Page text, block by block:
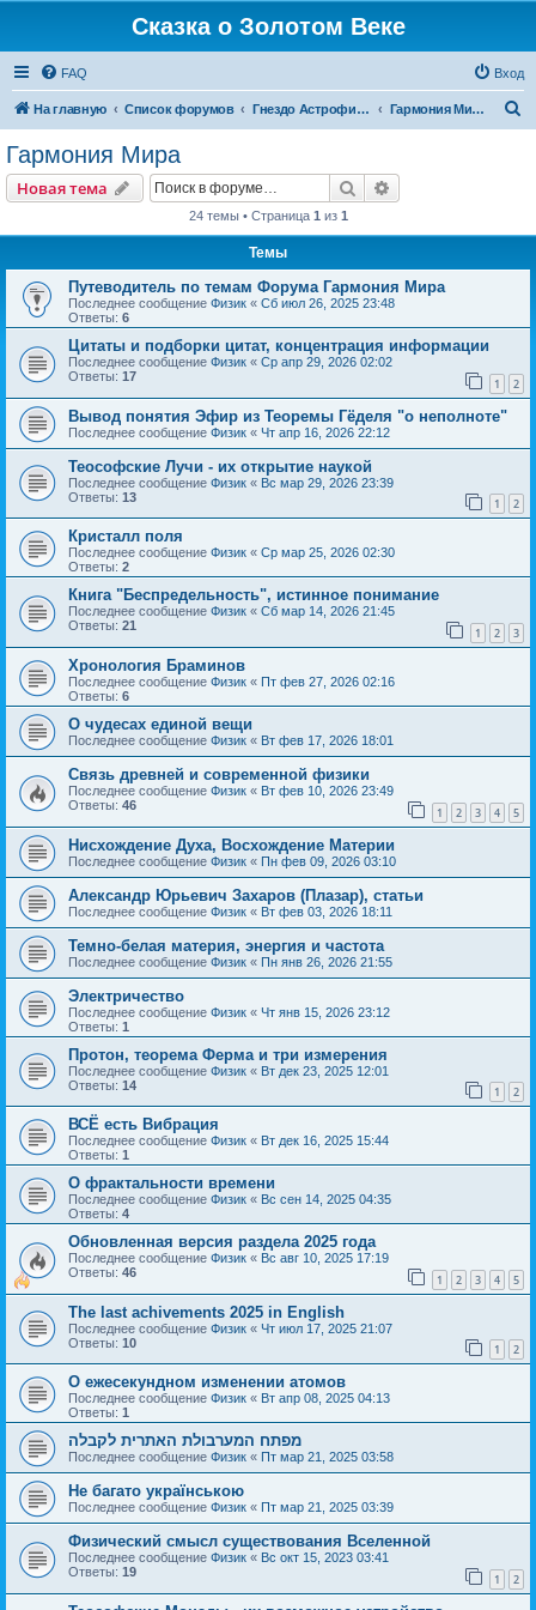
Сказка о Золотом Веке
FAQ Вход
На главную Список форумов Гнездо Астрофизика Гармония Мира
Гармония Мира
Новая тема Поиск
24 темы • Страница 1 из 1
Темы
Путеводитель по темам Форума Гармония Мира
Последнее сообщение Физик « Сб июл 26, 2025 23:48
Ответы: 6
Цитаты и подборки цитат, концентрация информации
Последнее сообщение Физик « Ср апр 29, 2026 02:02
Ответы: 17 1 2
Вывод понятия Эфир из Теоремы Гёделя "о неполноте"
Последнее сообщение Физик « Чт апр 16, 2026 22:12
Теософские Лучи - их открытие наукой
Последнее сообщение Физик « Вс мар 29, 2026 23:39
Ответы: 13 1 2
Кристалл поля
Последнее сообщение Физик « Ср мар 25, 2026 02:30
Ответы: 2
Книга "Беспредельность", истинное понимание
Последнее сообщение Физик « Сб мар 14, 2026 21:45
Ответы: 21 1 2 3
Хронология Браминов
Последнее сообщение Физик « Пт фев 27, 2026 02:16
Ответы: 6
О чудесах единой вещи
Последнее сообщение Физик « Вт фев 17, 2026 18:01
Связь древней и современной физики
Последнее сообщение Физик « Вт фев 10, 2026 23:49
Ответы: 46 1 2 3 4 5
Нисхождение Духа, Восхождение Материи
Последнее сообщение Физик « Пн фев 09, 2026 03:10
Александр Юрьевич Захаров (Плазар), статьи
Последнее сообщение Физик « Вт фев 03, 2026 18:11
Темно-белая материя, энергия и частота
Последнее сообщение Физик « Пн янв 26, 2026 21:55
Электричество
Последнее сообщение Физик « Чт янв 15, 2026 23:12
Ответы: 1
Протон, теорема Ферма и три измерения
Последнее сообщение Физик « Вт дек 23, 2025 12:01
Ответы: 14 1 2
ВСЁ есть Вибрация
Последнее сообщение Физик « Вт дек 16, 2025 15:44
Ответы: 1
О фрактальности времени
Последнее сообщение Физик « Вс сен 14, 2025 04:35
Ответы: 4
Обновленная версия раздела 2025 года
Последнее сообщение Физик « Вс авг 10, 2025 17:19
Ответы: 46 1 2 3 4 5
The last achivements 2025 in English
Последнее сообщение Физик « Чт июл 17, 2025 21:07
Ответы: 10 1 2
О ежесекундном изменении атомов
Последнее сообщение Физик « Вт апр 08, 2025 04:13
Ответы: 1
מפתח המערבולת האתרית לקבלה
Последнее сообщение Физик « Пт мар 21, 2025 03:58
Не багато українською
Последнее сообщение Физик « Пт мар 21, 2025 03:39
Физический смысл существования Вселенной
Последнее сообщение Физик « Вс окт 15, 2023 03:41
Ответы: 19 1 2